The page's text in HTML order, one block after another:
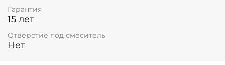
Гарантия
15 лет
Отверстие под смеситель
Нет